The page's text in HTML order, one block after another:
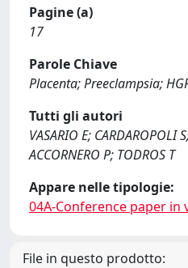
Pagine (a)
17
Parole Chiave
Placenta; Preeclampsia;
Tutti gli autori
VASARIO E; CARDAROPOLI
ACCORNERO P; TODROS T
Appare nelle tipologie:
04A-Conference paper in
File in questo prodotto: